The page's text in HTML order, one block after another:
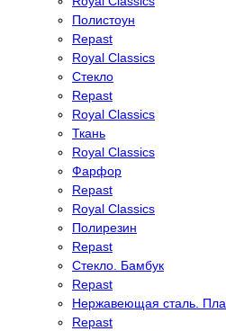
Полистоун
Repast
Royal Classics
Стекло
Repast
Royal Classics
Ткань
Royal Classics
Фарфор
Repast
Royal Classics
Полирезин
Repast
Стекло. Бамбук
Repast
Нержавеющая сталь.
Repast